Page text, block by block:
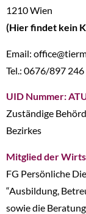
1210 Wien
(Hier findet kein
Email:
Tel.: 0676/897 246
UID Nummer:
Zuständige
Bezirkes
Mitglied der
FG Persönliche
“Ausbildung,
sowie die